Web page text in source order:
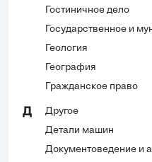
Гостиничное дело
Государственное и
Геология
География
Гражданское право
Д
Другое
Детали машин
Документоведение и